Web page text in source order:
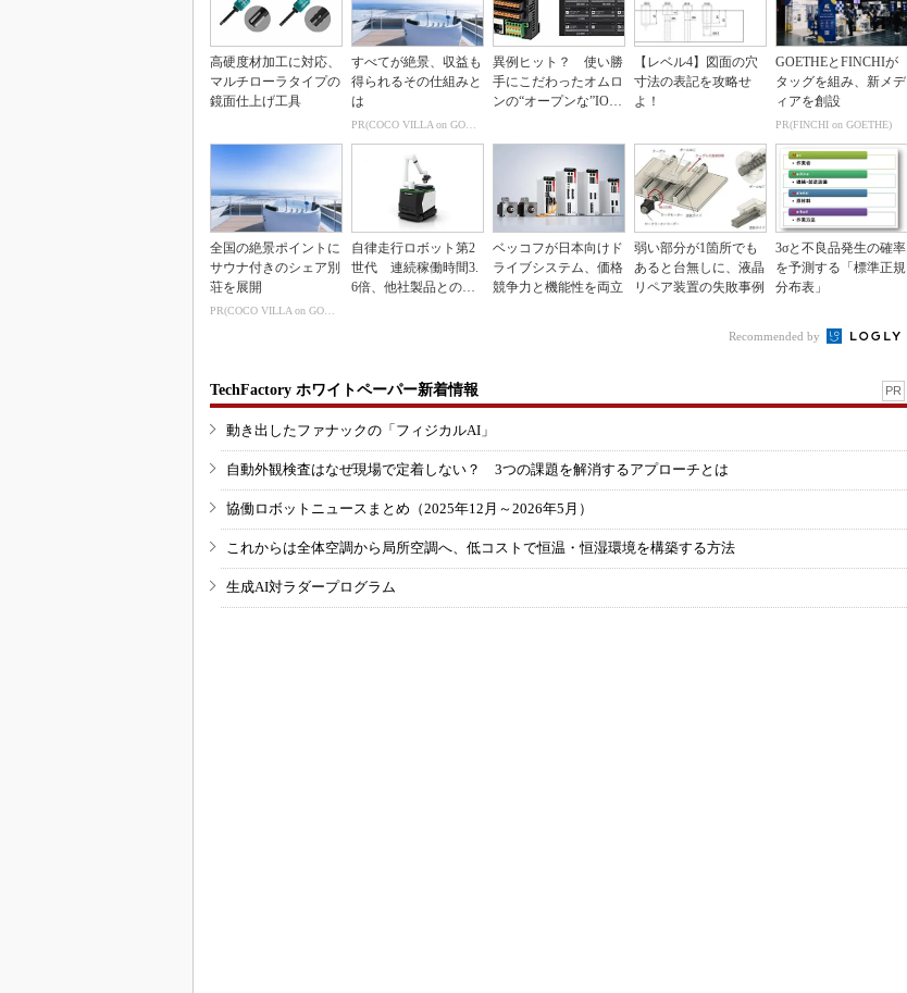
高硬度材加工に対応、
マルチローラタイプの
鏡面仕上げ工具
すべてが絶景、収益も
得られるその仕組みと
は
異例ヒット？ 使い勝
手にこだわったオムロ
ンの“オープンな”IO-L
【レベル4】図面の穴
寸法の表記を攻略せ
よ！
GOETHEとFINCHIが
タッグを組み、新メデ
ィアを創設
PR(FINCHI on GOETHE)
全国の絶景ポイントに
サウナ付きのシェア別
荘を展開
自律走行ロボット第2
世代 連続稼働時間3.
6倍、他社製品との連
ベッコフが日本向けド
ライブシステム、価格
競争力と機能性を両立
弱い部分が1箇所でも
あると台無しに、液晶
リペア装置の失敗事例
3σと不良品発生の確率
を予測する「標準正規
分布表」
Recommended by
TechFactory ホワイトペーパー新着情報 PR
動き出したファナックの「フィジカルAI」
自動外観検査はなぜ現場で定着しない？ 3つの課題を解消するアプローチとは
協働ロボットニュースまとめ（2025年12月～2026年5月）
これからは全体空調から局所空調へ、低コストで恒温・恒湿環境を構築する方法
生成AI対ラダープログラム